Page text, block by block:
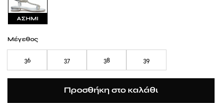
ΑΣΗΜΙ
Μέγεθος
36 37 38 39
Προσθήκη στο καλάθι